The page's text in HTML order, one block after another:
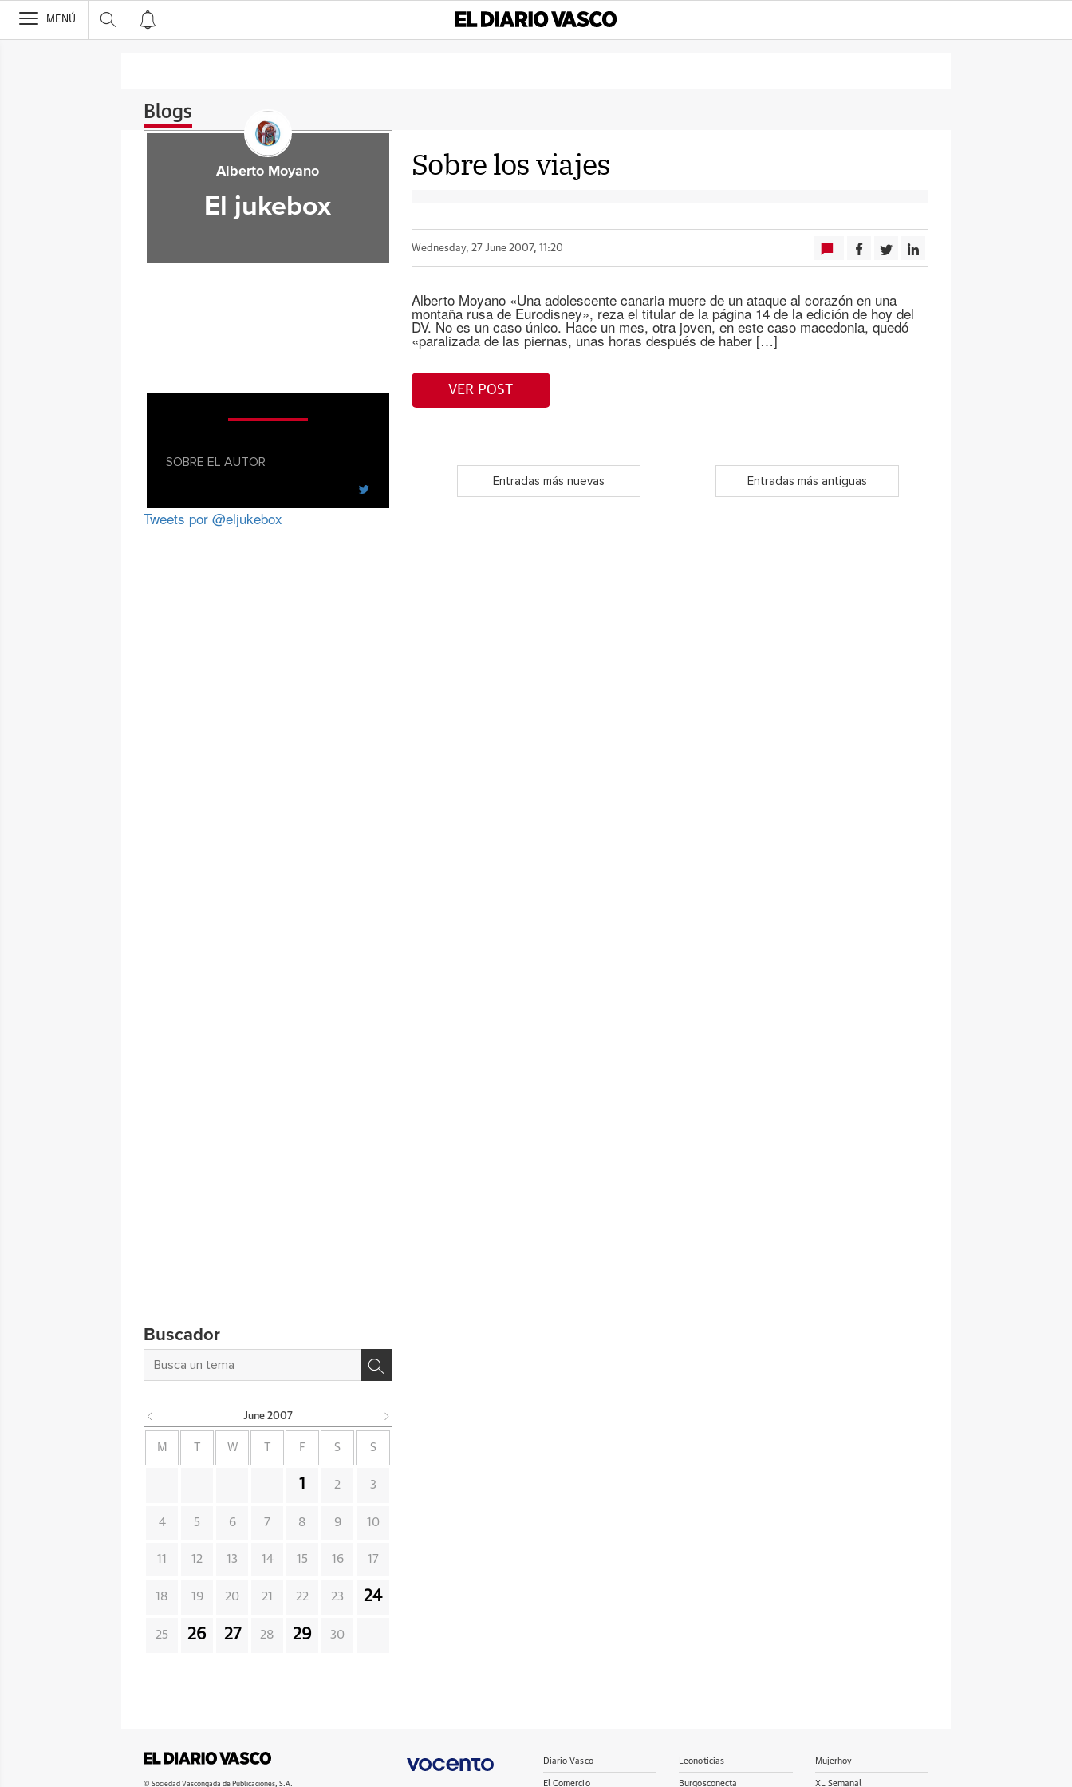
>
MENÚ
Blogs
Sobre los viajes
Wednesday, 27 June 2007, 11:20
Alberto Moyano «Una adolescente canaria muere de un ataque al corazón en una
montaña rusa de Eurodisney», reza el titular de la página 14 de la edición de hoy del
DV. No es un caso único. Hace un mes, otra joven, en este caso macedonia, quedó
«paralizada de las piernas, unas horas después de haber […]
VER POST
Entradas más nuevas Entradas más antiguas
Alberto Moyano
El jukebox
SOBRE EL AUTOR
Tweets por @eljukebox
Buscador
June 2007
M W F S S
1 2 3
4 5 6 7 8 9 10
11 12 13 14 15 16 17
18 19 20 21 22 23 24
25 26 27 28 29 30
© Sociedad Vascongada de Publicaciones, S.A.
Diario Vasco
El Comercio
Leonoticias
Burgosconecta
Mujerhoy
XL Semanal